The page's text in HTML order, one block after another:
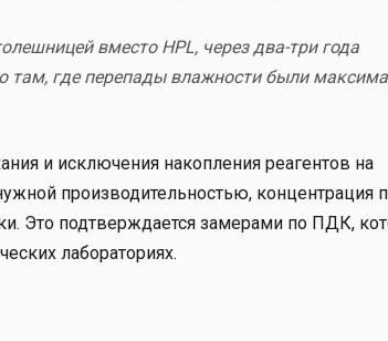
вместо HPL, через два-три года
там, где перепады влажности были
и исключения накопления реагентов на
производительностью, концентрация
Это подтверждается замерами по ПДК,
лабораториях.